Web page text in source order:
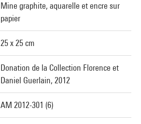
Mine graphite, aquarelle et encre sur
papier
25 x 25 cm
Donation de la Collection Florence et
Daniel Guerlain, 2012
AM 2012-301 (6)